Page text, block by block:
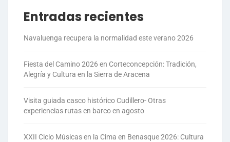
Entradas recientes
Navaluenga recupera la normalidad este verano 2026
Fiesta del Camino 2026 en Corteconcepción: Tradición,
Alegría y Cultura en la Sierra de Aracena
Visita guiada casco histórico Cudillero- Otras
experiencias rutas en barco en agosto
XXII Ciclo Músicas en la Cima en Benasque 2026: Cultura